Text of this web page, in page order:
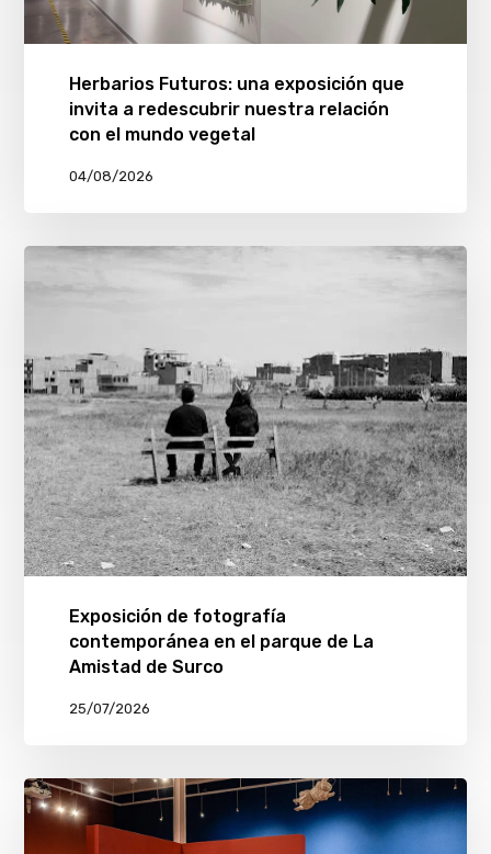
Herbarios Futuros: una exposición que
invita a redescubrir nuestra relación
con el mundo vegetal
04/08/2026
Exposición de fotografía
contemporánea en el parque de La
Amistad de Surco
25/07/2026